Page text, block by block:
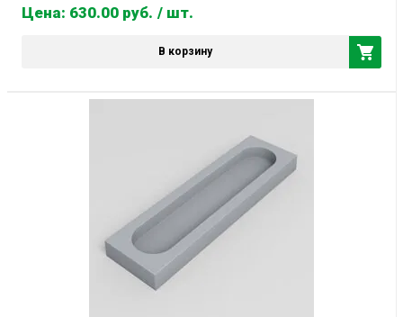
Цена: 630.00 руб. / шт.
В корзину